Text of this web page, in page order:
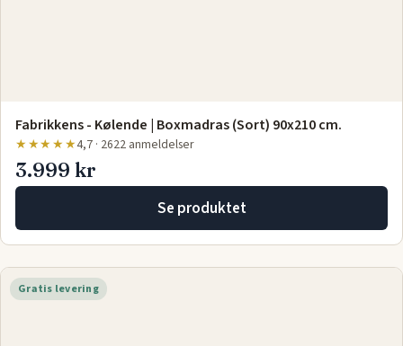
Fabrikkens - Kølende | Boxmadras (Sort) 90x210 cm.
★★★★★4,7 · 2622 anmeldelser
3.999 kr
Se produktet
Gratis levering